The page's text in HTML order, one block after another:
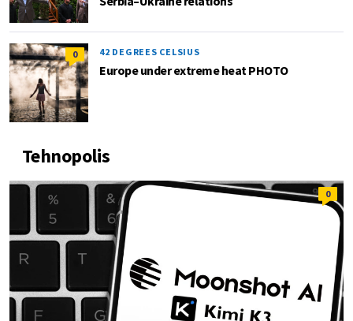
0 42 DEGREES CELSIUS
Europe under extreme heat PHOTO
Tehnopolis
0